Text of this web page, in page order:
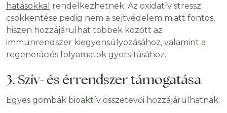
hatásokkal rendelkezhetnek. Az oxidatív stressz
csökkentése pedig nem a sejtvédelem miatt fontos,
hiszen hozzájárulhat többek között az
immunrendszer kiegyensúlyozásához, valamint a
regenerációs folyamatok gyorsításához.
3. Szív- és érrendszer támogatása
Egyes gombák bioaktív összetevői hozzájárulhatnak: